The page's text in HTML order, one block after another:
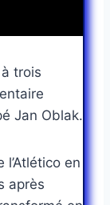
trois
Jan Oblak.
l’Atlético en
après